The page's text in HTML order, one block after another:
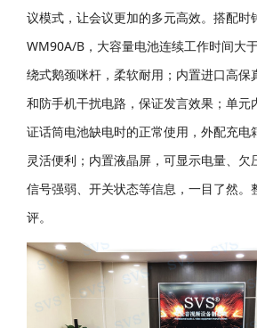
议模式，让会议更加的多元高效。搭配时
WM90A/B ，大容量电池连续工作时间大
绕式鹅颈咪杆，柔软耐用；内置进口高保
和防手机干扰电路，保证发言效果；单元
证话筒电池缺电时的正常使用，外配充电
灵活便利；内置液晶屏，可显示电量、欠
信号强弱、开关状态等信息，一目了然。
评。